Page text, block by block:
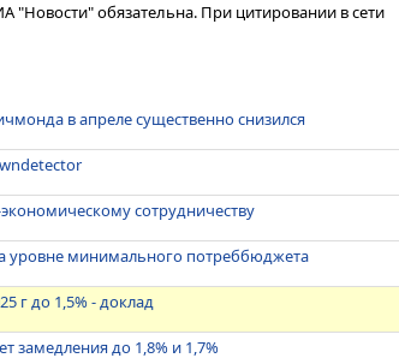
"Новости" обязательна. При цитировании в сети
в апреле существенно снизился
сотрудничеству
уровне минимального потреббюджета
г до 1,5% - доклад
замедления до 1,8% и 1,7%